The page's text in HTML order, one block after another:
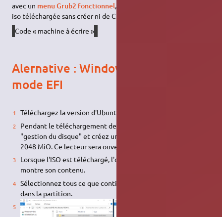
avec un menu Grub2 fonctionnel, vous pouvez lancer l'image
iso téléchargée sans créer ni de CD ni de clé
Code « machine à écrire »
Alernative : Windows installé en
mode EFI
Téléchargez la version d'Ubuntu qui convient.
Pendant le téléchargement de l'ISO, lancez l'application
"gestion du disque" et créez une nouvelle partition simple
2048 MiO. Ce lecteur sera ouvert automatiquement.
Lorsque l'ISO est téléchargé, l'ouvrir pour que le fichier
montre son contenu.
Sélectionnez tous ce que contient le fichier et copiez-le
dans la partition.